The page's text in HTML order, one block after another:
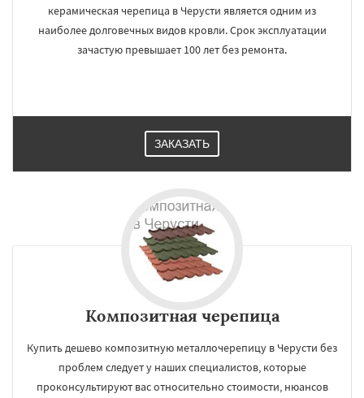
керамическая черепица в Черусти является одним из
наиболее долговечных видов кровли. Срок эксплуатации
зачастую превышает 100 лет без ремонта.
ЗАКАЗАТЬ
Композитная черепица
Купить дешево композитную металлочерепицу в Черусти без
проблем следует у наших специалистов, которые
проконсультируют вас относительно стоимости, нюансов